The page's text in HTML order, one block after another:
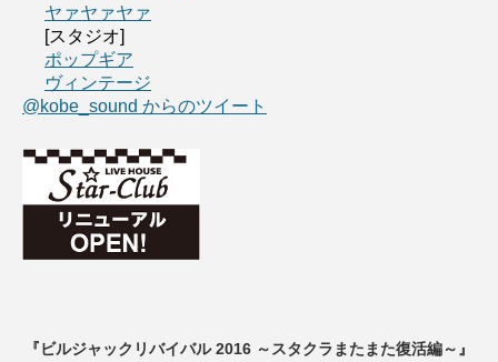
ヤァヤァヤァ
[スタジオ]
ポップギア
ヴィンテージ
@kobe_sound からのツイート
『ビルジャックリバイバル 2016 ～スタクラまたまた復活編～』